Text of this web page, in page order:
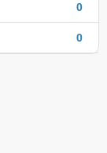
0
0